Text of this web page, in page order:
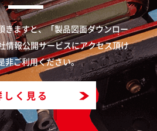
きますと、「製品図面ダウンロー
情報公開サービスにアクセス頂け
非ご利用ください。
しく見る